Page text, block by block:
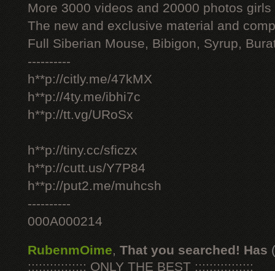
More 3000 videos and 20000 photos
The new and exclusive material and
Full Siberian Mouse, Bibigon, Syrup,
----------
h**p://citly.me/47kMX
h**p://4ty.me/ibhi7c
h**p://tt.vg/URoSx
h**p://tiny.cc/sficzx
h**p://cutt.us/Y7P84
h**p://put2.me/muhcsh
----------
000A000214
RubenmOime, That you searched! Has
:::::::::::::::: ONLY THE BEST ::::::::::::::::